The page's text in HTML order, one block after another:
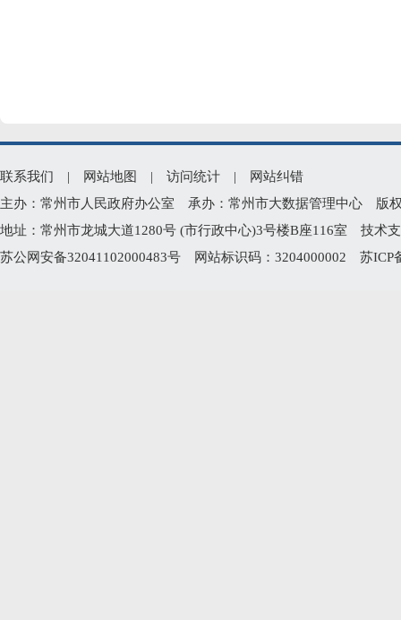
联系我们 | 网站地图 | 访问统计 |
网站纠错
主办：常州市人民政府办公室 承办：常州市大数据管理中心 版
地址：常州市龙城大道1280号 (市行政中心)3号楼B座116室 技术
苏公网安备32041102000483号 网站标识码：3204000002 苏ICP